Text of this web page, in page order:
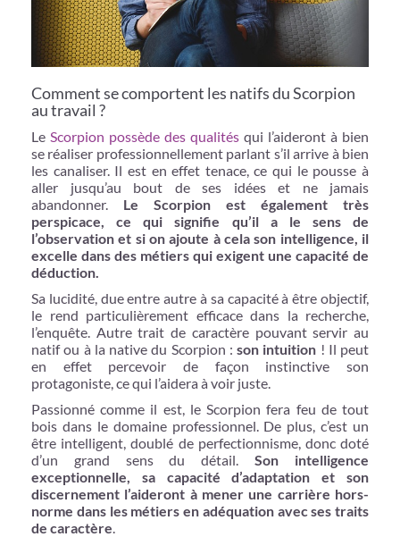
Comment se comportent les natifs du Scorpion
au travail ?
Le Scorpion possède des qualités qui l’aideront à bien
se réaliser professionnellement parlant s’il arrive à bien
les canaliser. Il est en effet tenace, ce qui le pousse à
aller jusqu’au bout de ses idées et ne jamais
abandonner. Le Scorpion est également très
perspicace, ce qui signifie qu’il a le sens de
l’observation et si on ajoute à cela son intelligence, il
excelle dans des métiers qui exigent une capacité de
déduction.
Sa lucidité, due entre autre à sa capacité à être objectif,
le rend particulièrement efficace dans la recherche,
l’enquête. Autre trait de caractère pouvant servir au
natif ou à la native du Scorpion : son intuition ! Il peut
en effet percevoir de façon instinctive son
protagoniste, ce qui l’aidera à voir juste.
Passionné comme il est, le Scorpion fera feu de tout
bois dans le domaine professionnel. De plus, c’est un
être intelligent, doublé de perfectionnisme, donc doté
d’un grand sens du détail.Son intelligence
exceptionnelle, sa capacité d’adaptation et son
discernement l’aideront à mener une carrière hors-
norme dans les métiers en adéquation avec ses traits
de caractère.